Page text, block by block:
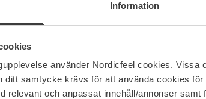
Information
använder Nordicfeel cookies. Vissa
ditt samtycke krävs för att använda cookies
relevant och anpassat innehåll/annonser
NordicFeel
Vår butik
Våra varumärken